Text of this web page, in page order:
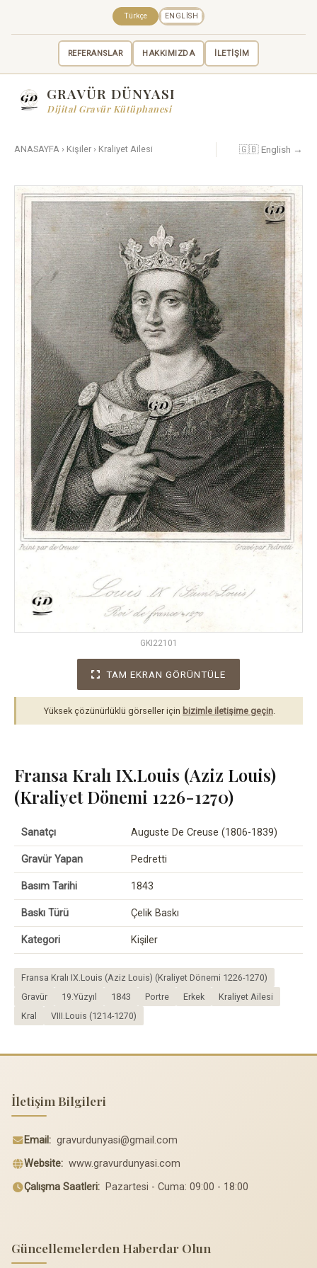
REFERANSLAR HAKKIMIZDA İLETİŞİM
Türkçe ENGLISH
GRAVÜR DÜNYASI
Dijital Gravür Kütüphanesi
ANASAYFA › Kişiler › Kraliyet Ailesi 🇬🇧 English →
GKI22101
TAM EKRAN GÖRÜNTÜLE
Yüksek çözünürlüklü görseller için bizimle iletişime geçin.
Fransa Kralı IX.Louis (Aziz Louis)
(Kraliyet Dönemi 1226-1270)
Sanatçı Auguste De Creuse (1806-1839)
Gravür Yapan Pedretti
Basım Tarihi 1843
Baskı Türü Çelik Baskı
Kategori Kişiler
Fransa Kralı IX.Louis (Aziz Louis) (Kraliyet Dönemi 1226-1270)
Gravür
19.Yüzyıl 1843 Portre Erkek
Kraliyet Ailesi
Kral
VIII.Louis (1214-1270)
İletişim Bilgileri
Email: gravurdunyasi@gmail.com
Website: www.gravurdunyasi.com
Çalışma Saatleri: Pazartesi - Cuma: 09:00 - 18:00
Güncellemelerden Haberdar Olun